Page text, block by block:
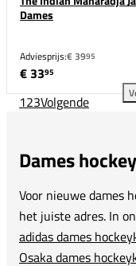
Dames
Adviesprijs:€ 3995
€ 3395
123Volgende
Dames
Voor nieuwe dames
het juiste adres. In
adidas dames
Osaka dames